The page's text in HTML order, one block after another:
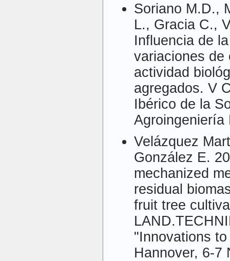
Soriano M.D.,
L., Gracia C.,
Influencia de
variaciones de
actividad
agregados. V
Ibérico de la
Agroingeniería
Velázquez
González E.
mechanized
residual
fruit tree
"Innovations
Hannover, 6-7